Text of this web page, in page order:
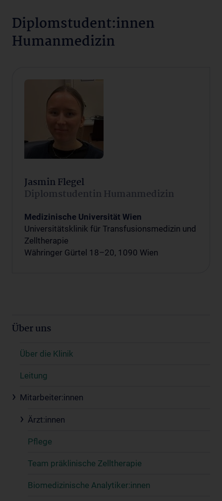
Diplomstudent:innen
Humanmedizin
Jasmin Flegel
Diplomstudentin Humanmedizin
Medizinische Universität Wien
Universitätsklinik für Transfusionsmedizin und
Zelltherapie
Währinger Gürtel 18–20, 1090 Wien
Über uns
Über die Klinik
Leitung
Mitarbeiter:innen
Ärzt:innen
Pflege
Team präklinische Zelltherapie
Biomedizinische Analytiker:innen